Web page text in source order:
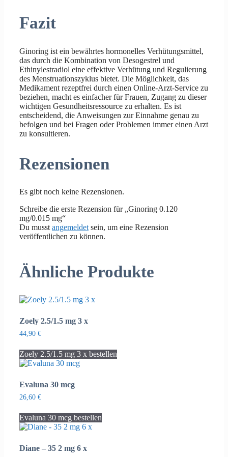
Fazit
Ginoring ist ein bewährtes hormonelles Verhütungsmittel,
das durch die Kombination von Desogestrel und
Ethinylestradiol eine effektive Verhütung und Regulierung
des Menstruationszyklus bietet. Die Möglichkeit, das
Medikament rezeptfrei durch einen Online-Arzt-Service zu
beziehen, macht es einfacher für Frauen, Zugang zu dieser
wichtigen Gesundheitsressource zu erhalten. Es ist
entscheidend, die Anweisungen zur Einnahme genau zu
befolgen und bei Fragen oder Problemen immer einen Arzt
zu konsultieren.
Rezensionen
Es gibt noch keine Rezensionen.
Schreibe die erste Rezension für „Ginoring 0.120
mg/0.015 mg“
Du musst angemeldet sein, um eine Rezension
veröffentlichen zu können.
Ähnliche Produkte
Zoely 2.5/1.5 mg 3 x
44,90 €
Zoely 2.5/1.5 mg 3 x bestellen
Evaluna 30 mcg
26,60 €
Evaluna 30 mcg bestellen
Diane – 35 2 mg 6 x